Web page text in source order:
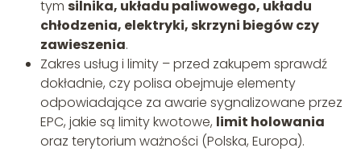
tym silnika, układu paliwowego, układu
chłodzenia, elektryki, skrzyni biegów czy
zawieszenia.
Zakres usług i limity – przed zakupem sprawdź
dokładnie, czy polisa obejmuje elementy
odpowiadające za awarie sygnalizowane przez
EPC, jakie są limity kwotowe, limit holowania
oraz terytorium ważności (Polska, Europa).